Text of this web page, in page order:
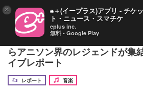
ささきいさお、水木一郎、​堀江
らアニソン界のレジェンドが​集
イブレポート
レポート
音楽
× e＋(イープラス)アプリ - チケッ
ト・ニュース・スマチケ
eplus inc.
無料 - Google Play